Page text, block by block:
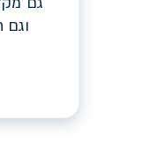
וגם